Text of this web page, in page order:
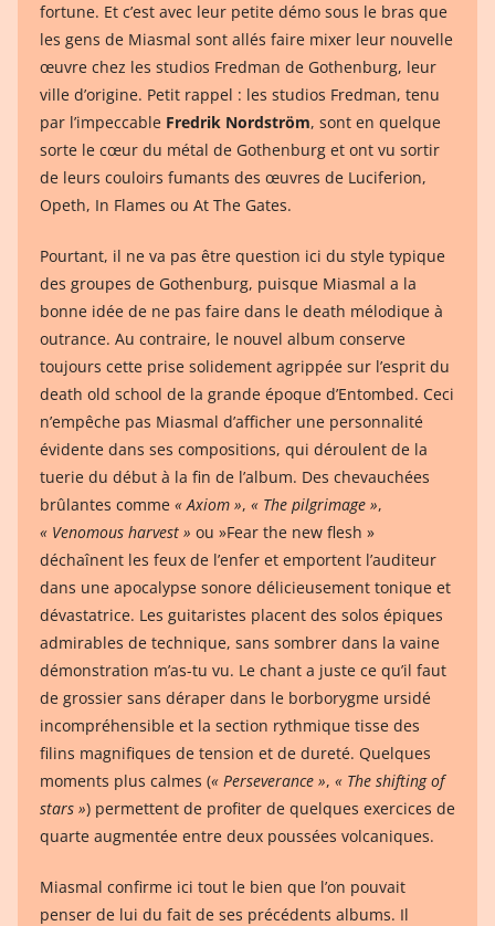
fortune. Et c’est avec leur petite démo sous le bras que
les gens de Miasmal sont allés faire mixer leur nouvelle
œuvre chez les studios Fredman de Gothenburg, leur
ville d’origine. Petit rappel : les studios Fredman, tenu
par l’impeccable Fredrik Nordström, sont en quelque
sorte le cœur du métal de Gothenburg et ont vu sortir
de leurs couloirs fumants des œuvres de Luciferion,
Opeth, In Flames ou At The Gates.
Pourtant, il ne va pas être question ici du style typique
des groupes de Gothenburg, puisque Miasmal a la
bonne idée de ne pas faire dans le death mélodique à
outrance. Au contraire, le nouvel album conserve
toujours cette prise solidement agrippée sur l’esprit du
death old school de la grande époque d’Entombed. Ceci
n’empêche pas Miasmal d’afficher une personnalité
évidente dans ses compositions, qui déroulent de la
tuerie du début à la fin de l’album. Des chevauchées
brûlantes comme « Axiom », « The pilgrimage »,
« Venomous harvest » ou »Fear the new flesh »
déchaînent les feux de l’enfer et emportent l’auditeur
dans une apocalypse sonore délicieusement tonique et
dévastatrice. Les guitaristes placent des solos épiques
admirables de technique, sans sombrer dans la vaine
démonstration m’as-tu vu. Le chant a juste ce qu’il faut
de grossier sans déraper dans le borborygme ursidé
incompréhensible et la section rythmique tisse des
filins magnifiques de tension et de dureté. Quelques
moments plus calmes (« Perseverance », « The shifting of
stars ») permettent de profiter de quelques exercices de
quarte augmentée entre deux poussées volcaniques.
Miasmal confirme ici tout le bien que l’on pouvait
penser de lui du fait de ses précédents albums. Il